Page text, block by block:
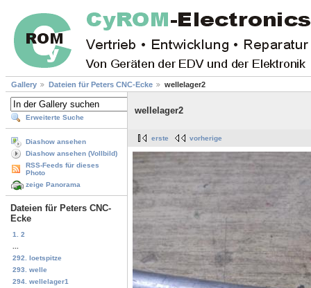
Gallery Dateien für Peters CNC-Ecke wellelager2
Erweiterte Suche
Diashow ansehen
Diashow ansehen (Vollbild)
RSS-Feeds für dieses
Photo
zeige Panorama
Dateien für Peters CNC-
Ecke
1. 2
292. loetspitze
293. welle
294. wellelager1
wellelager2
erste vorherige